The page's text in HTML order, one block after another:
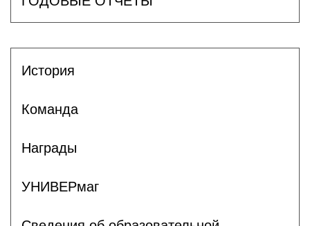
История
Команда
Награды
УНИВЕРмаг